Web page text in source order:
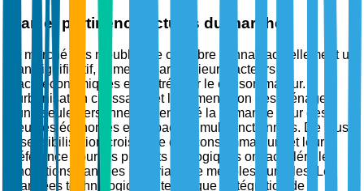
Élan et pertinence actuels du marché
Le marché des meubles de chambre connaît actuellement un
élan significatif, alimenté par plusieurs facteurs
macroéconomiques et centrés sur le consommateur.
L'urbanisation croissante et l'augmentation des ménages
d'une seule personne ont renforcé la demande pour des
meubles économes en espace et multifonctionnels. De plus,
la sensibilisation croissante des consommateurs et leur
préférence pour les produits écologiques ont accéléré les
innovations dans les matériaux de meubles durables. Les
avancées technologiques, telles que l'intégration de